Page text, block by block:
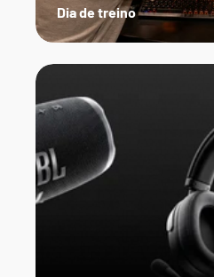
Dia de treino